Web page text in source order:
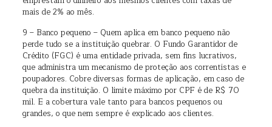
mais de 2% ao mês.
9 – Banco pequeno – Quem aplica em banco pequeno não
perde tudo se a instituição quebrar. O Fundo Garantidor de
Crédito (FGC) é uma entidade privada, sem fins lucrativos,
que administra um mecanismo de proteção aos correntistas e
poupadores. Cobre diversas formas de aplicação, em caso de
quebra da instituição. O limite máximo por CPF é de R$ 70
mil. E a cobertura vale tanto para bancos pequenos ou
grandes, o que nem sempre é explicado aos clientes.